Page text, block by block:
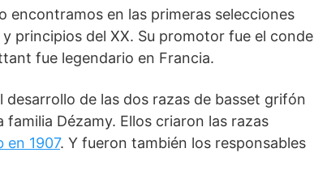
encontramos en las primeras selecciones
principios del XX. Su promotor fue el conde
fue legendario en Francia.
de las dos razas de basset grifón
Dézamy. Ellos criaron las razas
en 1907. Y fueron también los responsables